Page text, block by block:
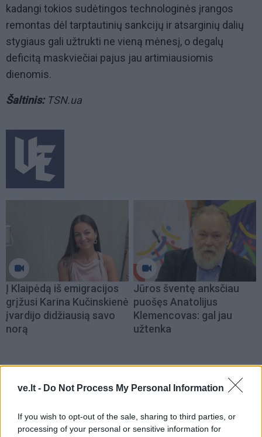
ve.lt - Do Not Process My Personal Information
If you wish to opt-out of the sale, sharing to third parties, or
processing of your personal or sensitive information for
kadangi tokios sudėtingos technologinės įrangos
remontas dėl tarptautinių sankcijų ir atsarginių dalių
stygiaus gali užtrukti ne vieną mėnesį, o degalų
deficitą maskviečiai pajus jau artimiausiomis
dienomis.
Šaltinis: TSN.ua
Į Klaipėdą iš emigracijos
grįžusi Karina Kučinskienė
įvardijo didžiausią savo
norą
Jūros šventę anksčiau
puošęs Anatolijus
Klemencovas: gal jau
užtenka
Šiuo metu skaitomiausi
Rekordiškai nusekęs Dunojus
atidengė II pasaulinio karo laikų